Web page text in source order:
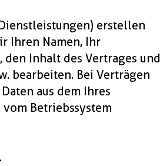
erstellen
Ihren Namen, Ihr
den Inhalt des Vertrages und
bearbeiten. Bei Verträgen
aus dem Ihres
Betriebssystem